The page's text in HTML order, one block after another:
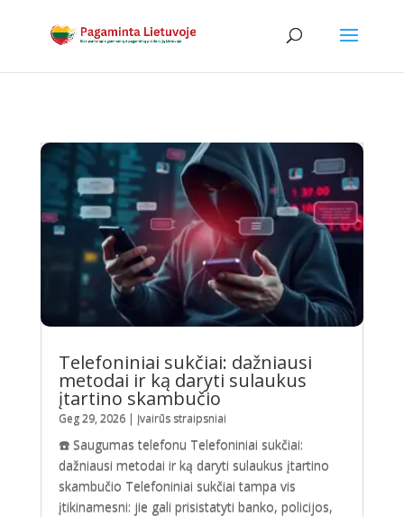
Telefoniniai sukčiai: dažniausi
metodai ir ką daryti sulaukus
įtartino skambučio
Geg 29, 2026| Įvairūs straipsniai
☎️ Saugumas telefonu Telefoniniai sukčiai:
dažniausi metodai ir ką daryti sulaukus įtartino
skambučio Telefoniniai sukčiai tampa vis
įtikinamesni: jie gali prisistatyti banko, policijos,